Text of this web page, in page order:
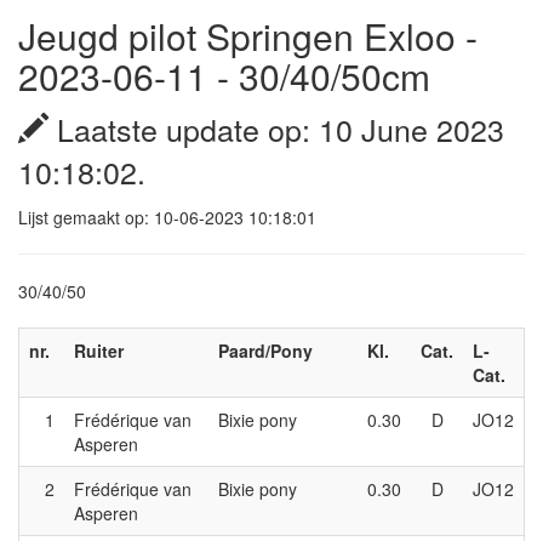
Jeugd pilot Springen Exloo -
2023-06-11 - 30/40/50cm
Laatste update op: 10 June 2023
10:18:02.
Lijst gemaakt op: 10-06-2023 10:18:01
30/40/50
nr. Ruiter Paard/Pony Kl. Cat.
L-
Cat.
1
Frédérique van
Asperen
Bixie pony 0.30 D JO12
2
Frédérique van
Asperen
Bixie pony 0.30 D JO12